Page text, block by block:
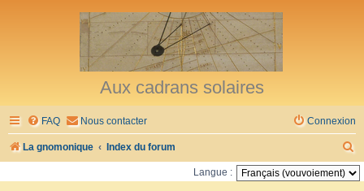
Aux cadrans solaires
FAQ Nous contacter Connexion
La gnomonique Index du forum
e
Langue :